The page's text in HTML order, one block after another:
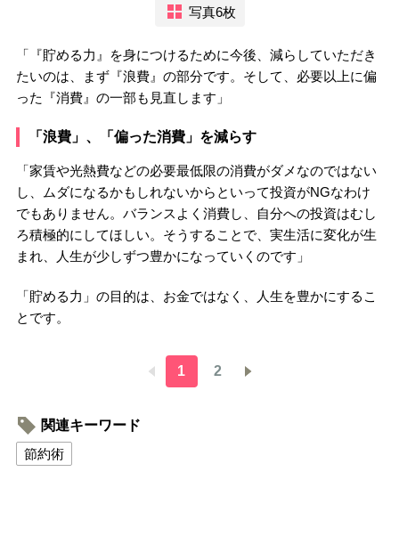
写真6枚
「『貯める力』を身につけるために今後、減らしていただき
たいのは、まず『浪費』の部分です。そして、必要以上に偏
った『消費』の一部も見直します」
「浪費」、「偏った消費」を減らす
「家賃や光熱費などの必要最低限の消費がダメなのではない
し、ムダになるかもしれないからといって投資がNGなわけ
でもありません。バランスよく消費し、自分への投資はむし
ろ積極的にしてほしい。そうすることで、実生活に変化が生
まれ、人生が少しずつ豊かになっていくのです」
「貯める力」の目的は、お金ではなく、人生を豊かにするこ
とです。
1 2
関連キーワード
節約術